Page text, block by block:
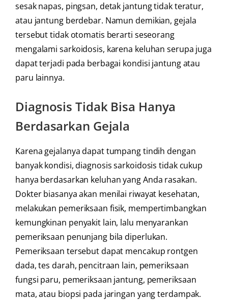
sesak napas, pingsan, detak jantung tidak teratur,
atau jantung berdebar. Namun demikian, gejala
tersebut tidak otomatis berarti seseorang
mengalami sarkoidosis, karena keluhan serupa juga
dapat terjadi pada berbagai kondisi jantung atau
paru lainnya.
Diagnosis Tidak Bisa Hanya
Berdasarkan Gejala
Karena gejalanya dapat tumpang tindih dengan
banyak kondisi, diagnosis sarkoidosis tidak cukup
hanya berdasarkan keluhan yang Anda rasakan.
Dokter biasanya akan menilai riwayat kesehatan,
melakukan pemeriksaan fisik, mempertimbangkan
kemungkinan penyakit lain, lalu menyarankan
pemeriksaan penunjang bila diperlukan.
Pemeriksaan tersebut dapat mencakup rontgen
dada, tes darah, pencitraan lain, pemeriksaan
fungsi paru, pemeriksaan jantung, pemeriksaan
mata, atau biopsi pada jaringan yang terdampak.